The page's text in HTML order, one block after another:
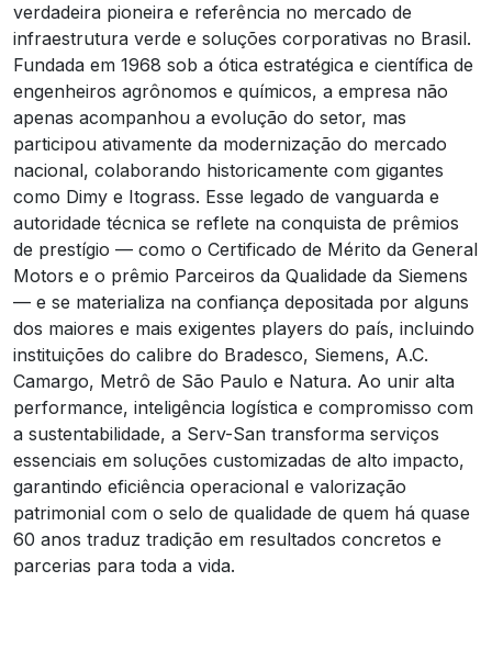
verdadeira pioneira e referência no mercado de
infraestrutura verde e soluções corporativas no Brasil.
Fundada em 1968 sob a ótica estratégica e científica de
engenheiros agrônomos e químicos, a empresa não
apenas acompanhou a evolução do setor, mas
participou ativamente da modernização do mercado
nacional, colaborando historicamente com gigantes
como Dimy e Itograss. Esse legado de vanguarda e
autoridade técnica se reflete na conquista de prêmios
de prestígio — como o Certificado de Mérito da General
Motors e o prêmio Parceiros da Qualidade da Siemens
— e se materializa na confiança depositada por alguns
dos maiores e mais exigentes players do país, incluindo
instituições do calibre do Bradesco, Siemens, A.C.
Camargo, Metrô de São Paulo e Natura. Ao unir alta
performance, inteligência logística e compromisso com
a sustentabilidade, a Serv-San transforma serviços
essenciais em soluções customizadas de alto impacto,
garantindo eficiência operacional e valorização
patrimonial com o selo de qualidade de quem há quase
60 anos traduz tradição em resultados concretos e
parcerias para toda a vida.